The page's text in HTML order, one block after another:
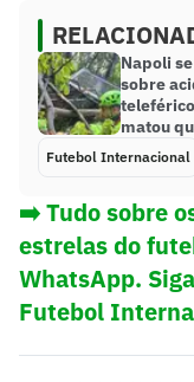
Napoli
sobre
matou
Futebol Internacional
➡️ Tudo sobre
estrelas do
WhatsApp.
Futebol